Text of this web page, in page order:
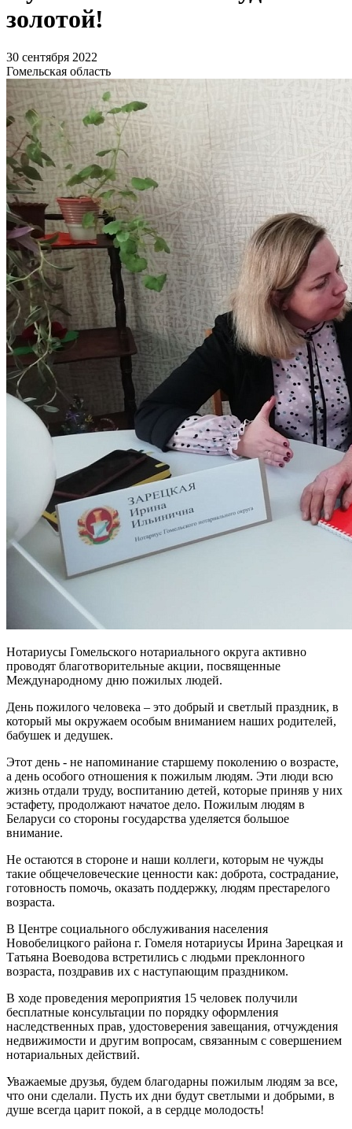
золотой!
30 сентября 2022
Гомельская область
Нотариусы Гомельского нотариального округа активно
проводят благотворительные акции, посвященные
Международному дню пожилых людей.
День пожилого человека – это добрый и светлый праздник, в
который мы окружаем особым вниманием наших родителей,
бабушек и дедушек.
Этот день - не напоминание старшему поколению о возрасте,
а день особого отношения к пожилым людям. Эти люди всю
жизнь отдали труду, воспитанию детей, которые приняв у них
эстафету, продолжают начатое дело. Пожилым людям в
Беларуси со стороны государства уделяется большое
внимание.
Не остаются в стороне и наши коллеги, которым не чужды
такие общечеловеческие ценности как: доброта, сострадание,
готовность помочь, оказать поддержку, людям престарелого
возраста.
В Центре социального обслуживания населения
Новобелицкого района г. Гомеля нотариусы Ирина Зарецкая и
Татьяна Воеводова встретились с людьми преклонного
возраста, поздравив их с наступающим праздником.
В ходе проведения мероприятия 15 человек получили
бесплатные консультации по порядку оформления
наследственных прав, удостоверения завещания, отчуждения
недвижимости и другим вопросам, связанным с совершением
нотариальных действий.
Уважаемые друзья, будем благодарны пожилым людям за все,
что они сделали. Пусть их дни будут светлыми и добрыми, в
душе всегда царит покой, а в сердце молодость!